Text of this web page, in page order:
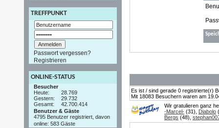
TREFFPUNKT
Passwort vergessen?
Registrieren
ONLINE-STATUS
Besucher
Heute:
28.769
Gestern:
29.732
Gesamt:
42.700.414
Benutzer & Gäste
4795 Benutzer registriert, davon
online: 583 Gäste
Es ist / sind gerade 0 registrierte(r)
Mit 18083 Besuchern waren am
Wir gratulieren ganz
-Marcel- (31), Diabolo
Bergs (48),